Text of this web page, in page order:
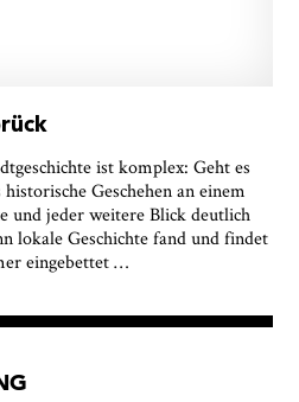
ist komplex: Geht es
Geschehen an einem
und jeder weitere Blick deutlich
lokale Geschichte fand und findet
eingebettet…